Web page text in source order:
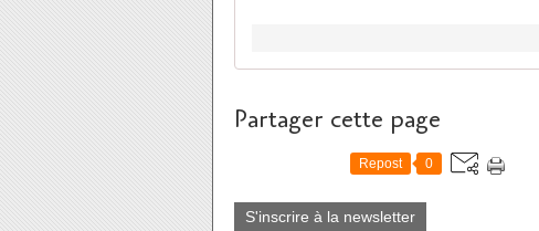
Partager cette page
Repost 0
S'inscrire à la newsletter